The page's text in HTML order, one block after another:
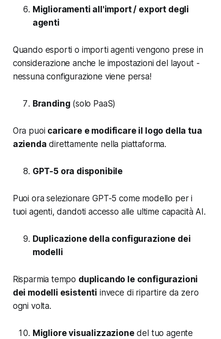
Miglioramenti all'import / export degli
agenti
Quando esporti o importi agenti vengono prese in
considerazione anche le impostazioni del layout -
nessuna configurazione viene persa!
Branding (solo PaaS)
Ora puoi caricare e modificare il logo della tua
azienda direttamente nella piattaforma.
GPT-5 ora disponibile
Puoi ora selezionare GPT-5 come modello per i
tuoi agenti, dandoti accesso alle ultime capacità AI.
Duplicazione della configurazione dei
modelli
Risparmia tempo duplicando le configurazioni
dei modelli esistenti invece di ripartire da zero
ogni volta.
Migliore visualizzazione del tuo agente